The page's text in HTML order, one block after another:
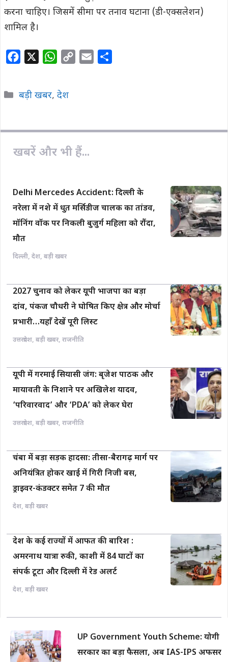
करना चाहिए। जिसमें सीमा पर तनाव घटाना (डी-एक्सलेशन)
शामिल है।
e
o
k
W
t
A
i
n
k
Categories
बड़ी खबर, देश
खबरें और भी हैं...
Delhi Mercedes Accident: दिल्ली के
नरेला में नशे में धुत मर्सिडीज चालक का तांडव,
मॉनिंग वॉक पर निकली बुजुर्ग महिला को रौंदा,
मौत
दिल्ली, देश, बड़ी खबर
2027 चुनाव को लेकर यूपी भाजपा का बड़ा
दांव, पंकज चौधरी ने घोषित किए क्षेत्र और मोर्चा
प्रभारी…यहाँ देखें पूरी लिस्ट
उत्तरप्रदेश, बड़ी खबर, राजनीति
यूपी में गरमाई सियासी जंग: बृजेश पाठक और
मायावती के निशाने पर अखिलेश यादव,
‘परिवारवाद’ और ‘PDA’ को लेकर घेरा
उत्तरप्रदेश, बड़ी खबर, राजनीति
चंबा में बड़ा सड़क हादसा: तीसा-बैरागढ़ मार्ग पर
अनियंत्रित होकर खाई में गिरी निजी बस,
ड्राइवर-कंडक्टर समेत 7 की मौत
देश, बड़ी खबर
देश के कई राज्यों में आफत की बारिश :
अमरनाथ यात्रा रुकी, काशी में 84 घाटों का
संपर्क टूटा और दिल्ली में रेड अलर्ट
देश, बड़ी खबर
UP Government Youth Scheme: योगी
सरकार का बड़ा फैसला, अब IAS-IPS अफसर